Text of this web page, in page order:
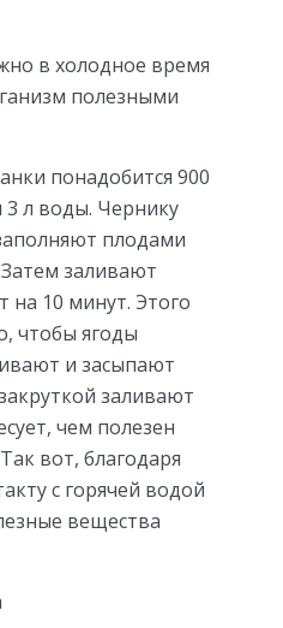
в холодное время
полезными
понадобится 900
3 л воды. Чернику
плодами
заливают
на 10 минут. Этого
чтобы ягоды
и засыпают
заливают
чем полезен
вот, благодаря
с горячей водой
вещества